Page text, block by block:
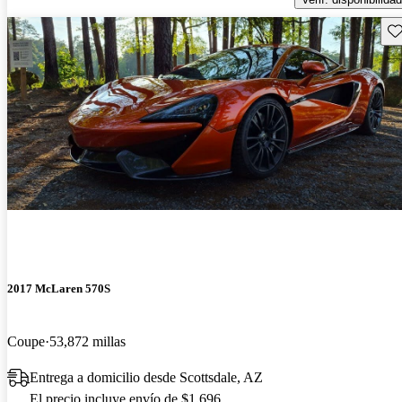
2017 McLaren 570S
Coupe 53,872 millas
Entrega a domicilio desde Scottsdale, AZ